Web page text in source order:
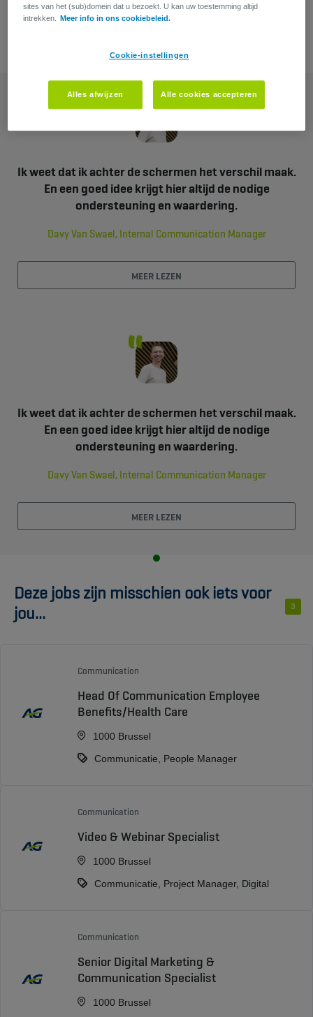
Ik weet dat ik achter de schermen het verschil maak.
En een goed idee krijgt hier altijd de nodige
ondersteuning en waardering.
Davy Van Swael, Internal Communication Manager
MEER LEZEN
Ik weet dat ik achter de schermen het verschil maak.
En een goed idee krijgt hier altijd de nodige
ondersteuning en waardering.
Davy Van Swael, Internal Communication Manager
MEER LEZEN
Deze jobs zijn misschien ook iets voor
jou...
3
Communication
Head Of Communication Employee
Benefits/Health Care
1000 Brussel
Communicatie, People Manager
Communication
Video & Webinar Specialist
1000 Brussel
Communicatie, Project Manager, Digital
Communication
Senior Digital Marketing &
Communication Specialist
1000 Brussel
sites van het (sub)domein dat u bezoekt. U kan uw toestemming altijd
intrekken.
Meer info in ons cookiebeleid.
Cookie-instellingen
Alles afwijzen Alle cookies accepteren